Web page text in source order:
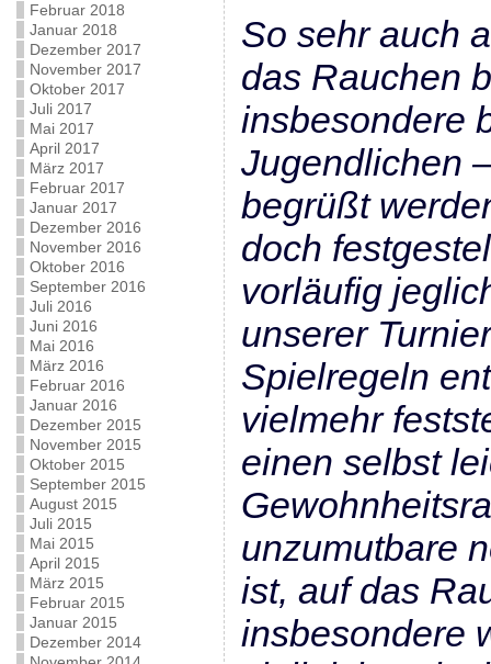
Februar 2018
Januar 2018
Dezember 2017
November 2017
Oktober 2017
Juli 2017
Mai 2017
April 2017
März 2017
Februar 2017
Januar 2017
Dezember 2016
November 2016
Oktober 2016
September 2016
Juli 2016
Juni 2016
Mai 2016
März 2016
Februar 2016
Januar 2016
Dezember 2015
November 2015
Oktober 2015
September 2015
August 2015
Juli 2015
Mai 2015
April 2015
März 2015
Februar 2015
Januar 2015
Dezember 2014
So sehr auch
das Rauchen
insbesondere
Jugendlichen
begrüßt
doch
vorläufig
unserer
Spielregeln
vielmehr
einen selbst
unzumutbare
ist, auf das
insbesondere